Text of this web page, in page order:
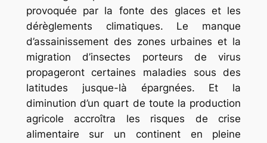
provoquée par la fonte des glaces et les
dérèglements climatiques. Le manque
d’assainissement des zones urbaines et la
migration d’insectes porteurs de virus
propageront certaines maladies sous des
latitudes jusque-là épargnées. Et la
diminution d’un quart de toute la production
agricole accroîtra les risques de crise
alimentaire sur un continent en pleine